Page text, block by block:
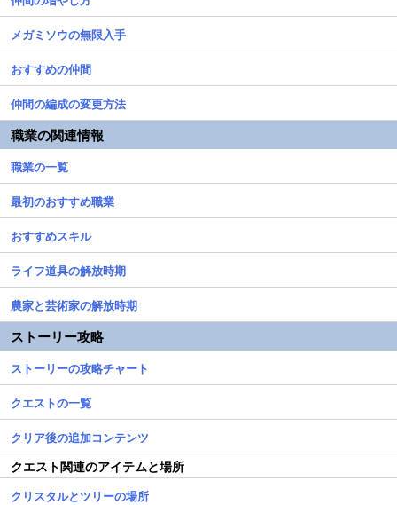
メガミソウの無限入手
おすすめの仲間
仲間の編成の変更方法
職業の関連情報
職業の一覧
最初のおすすめ職業
おすすめスキル
ライフ道具の解放時期
農家と芸術家の解放時期
ストーリー攻略
ストーリーの攻略チャート
クエストの一覧
クリア後の追加コンテンツ
クエスト関連のアイテムと場所
クリスタルとツリーの場所